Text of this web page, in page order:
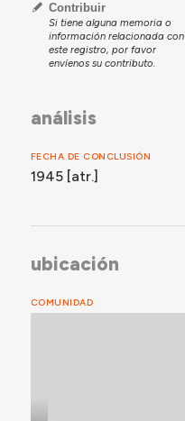
Contribuir
Si tiene alguna memoria o
información relacionada con
este registro, por favor
envíenos su contributo.
análisis
FECHA DE CONCLUSIÓN
1945 [atr.]
ubicación
COMUNIDAD